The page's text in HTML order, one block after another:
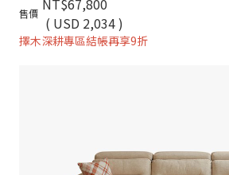
售價 NT$67,800
( USD 2,034 )
擇木深耕專區結帳再享9折